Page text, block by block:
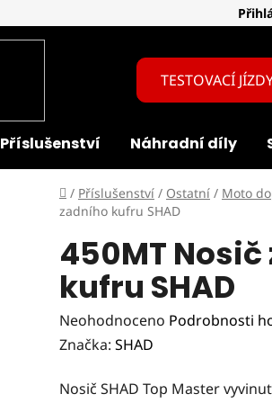
TESTOVACÍ
Příslušenství Náhradní díly
Domů
/ Příslušenství / Ostatní / Moto
zadního kufru SHAD
450MT
kufru SHAD
Průměrné
hodnocení
je
Neohodnoceno Podrobnosti
Značka: SHAD
Nosič SHAD Top Master